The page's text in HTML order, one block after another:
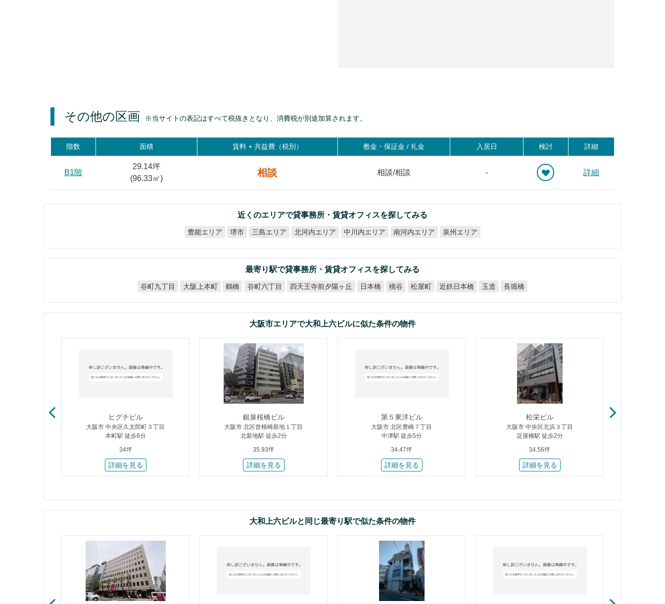
その他の区画 ※当サイトの表記はすべて税抜きとなり、消費税が別途加算されます。
階数 面積 賃料 +共益費（税別） 敷金・保証金 / 礼金 入居日 検討 詳細
B1階
29.14坪
(96.33㎡)
相談 相談/相談 - 詳細
近くのエリアで貸事務所・賃貸オフィスを探してみる
豊能エリア 堺市 三島エリア 北河内エリア 中川内エリア 南河内エリア 泉州エリア
最寄り駅で貸事務所・賃貸オフィスを探してみる
谷町九丁目 大阪上本町 鶴橋 谷町六丁目 四天王寺前夕陽ヶ丘 日本橋 桃谷 松屋町 近鉄日本橋 玉造 長堀橋
大阪市エリアで大和上六ビルに似た条件の物件
ヒグチビル
大阪市 中央区久太郎町３丁目
本町駅 徒歩6分
34坪
詳細を見る
銀泉桜橋ビル
大阪市 北区曾根崎新地１丁目
北新地駅 徒歩2分
35.93坪
詳細を見る
第５東洋ビル
大阪市 北区豊崎７丁目
中津駅 徒歩5分
34.47坪
詳細を見る
松栄ビル
大阪市 中央区北浜３丁目
淀屋橋駅 徒歩2分
34.56坪
詳細を見る
大和上六ビルと同じ最寄り駅で似た条件の物件